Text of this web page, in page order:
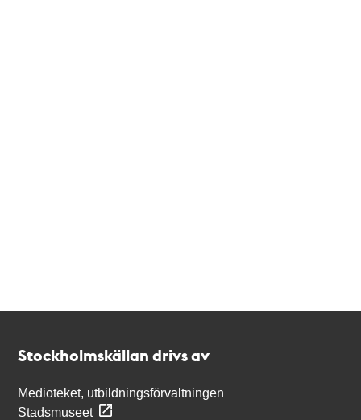
Stockholmskällan drivs av
Medioteket, utbildningsförvaltningen
Stadsmuseet